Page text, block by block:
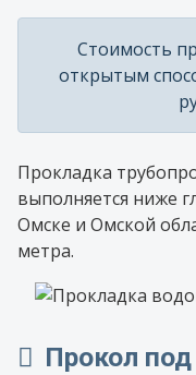
Стоимость
открытым
Прокладка
выполняется ниже
Омске и Омской
метра.
Прокол